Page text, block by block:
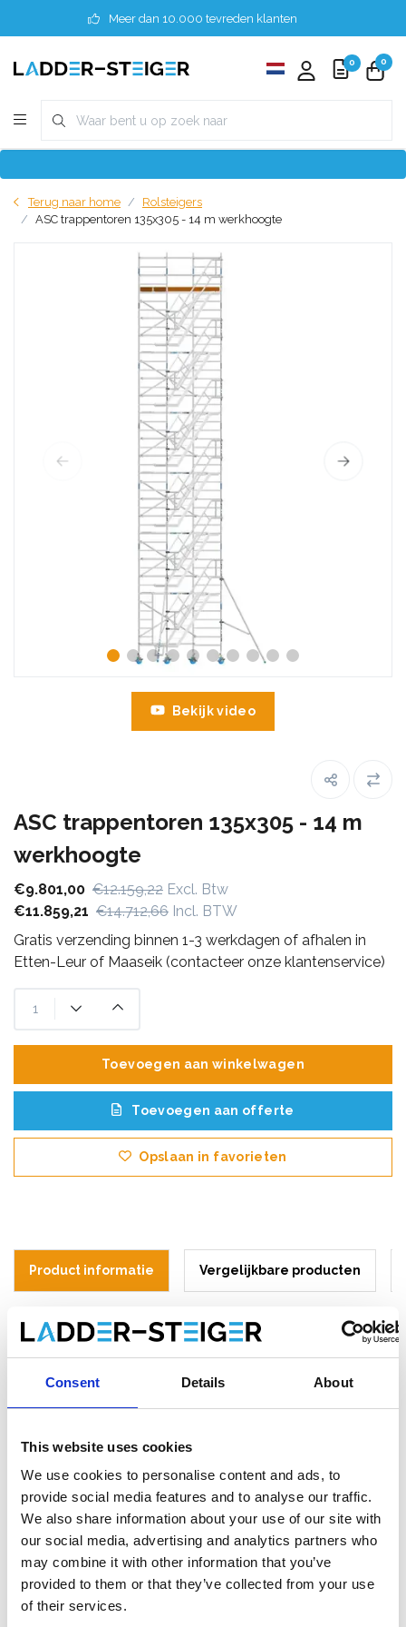
Consent Details About
This website uses cookies
We use cookies to personalise content and ads, to
provide social media features and to analyse our traffic.
We also share information about your use of our site with
our social media, advertising and analytics partners who
may combine it with other information that you’ve
provided to them or that they’ve collected from your use
of their services.
Meer dan 10.000 tevreden klanten
0 0
Terug naar home
Rolsteigers
ASC trappentoren 135x305 - 14 m werkhoogte
Bekijk video
ASC trappentoren 135x305 - 14 m
werkhoogte
€9.801,00 €12.159,22 Excl. Btw
€11.859,21 €14.712,66 Incl. BTW
Gratis verzending binnen 1-3 werkdagen of afhalen in
Etten-Leur of Maaseik (contacteer onze klantenservice)
Toevoegen aan winkelwagen
Toevoegen aan offerte
Opslaan in favorieten
Product informatie Vergelijkbare producten
Beschrijving
Veilig en efficiënt werken op hoogte
De ASC trappentoren werkhoogte 14 meter
is dé oplossing
voor wie veilig, snel en ergonomisch op hoogte wil werken.
trappen verplaatst u eenvoudig materiaal en personeel naar
hogere niveaus. Ideaal voor professioneel gebruik op
bouwplaatsen, evenementen en publiek toegankelijke
werklocaties.